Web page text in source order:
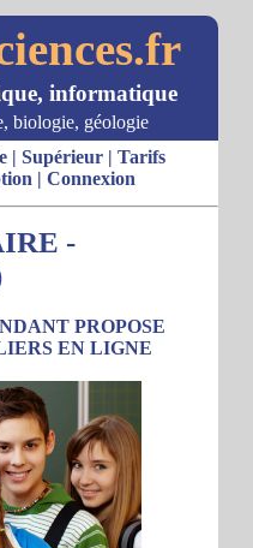
informatique
biologie, géologie
| Supérieur| Tarifs
| Connexion
-
PROPOSE
EN LIGNE